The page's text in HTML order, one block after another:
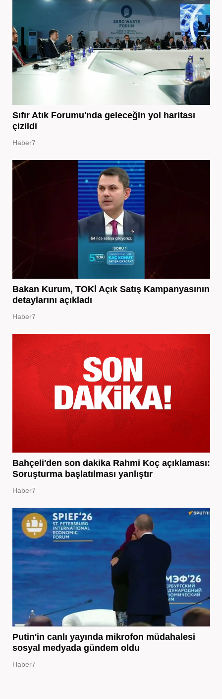
Sıfır Atık Forumu'nda geleceğin yol haritası
çizildi
Haber7
Bakan Kurum, TOKİ Açık Satış Kampanyasının
detaylarını açıkladı
Haber7
Bahçeli'den son dakika Rahmi Koç açıklaması:
Soruşturma başlatılması yanlıştır
Haber7
Putin'in canlı yayında mikrofon müdahalesi
sosyal medyada gündem oldu
Haber7